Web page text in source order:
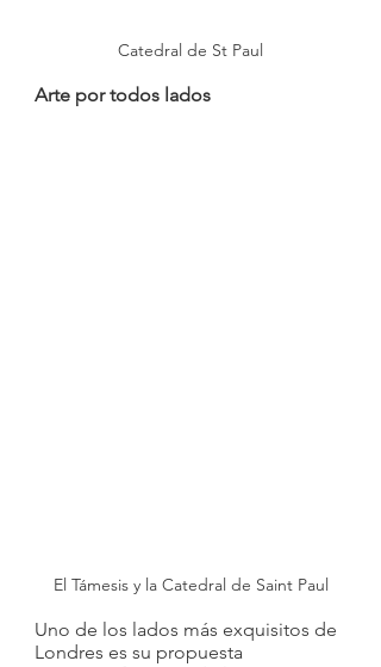
Catedral de St Paul
Arte por todos lados
El Támesis y la Catedral de Saint Paul
Uno de los lados más exquisitos de
Londres es su propuesta